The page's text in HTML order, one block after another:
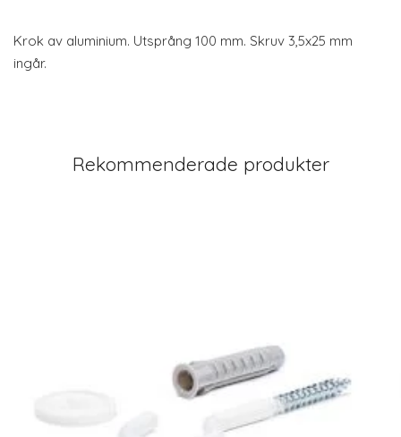
Krok av aluminium. Utsprång 100 mm. Skruv 3,5x25 mm
ingår.
Rekommenderade produkter